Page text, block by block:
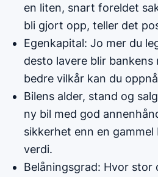
en liten, snart foreldet
bli gjort opp, teller det
Egenkapital: Jo mer du
desto lavere blir bankens
bedre vilkår kan du
Bilens alder, stand og
ny bil med god
sikkerhet enn en
verdi.
Belåningsgrad: Hvor stor